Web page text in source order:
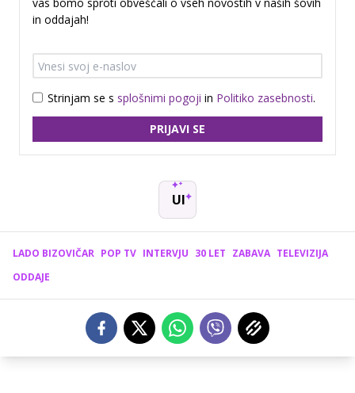
in oddajah!
Strinjam se s splošnimi pogoji in Politiko zasebnosti.
PRIJAVI SE
UI
LADO BIZOVIČAR POP TV INTERVJU 30 LET ZABAVA TELEVIZIJA
ODDAJE